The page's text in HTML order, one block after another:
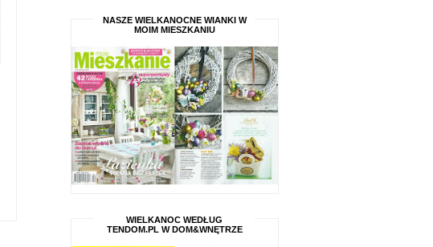
NASZE WIELKANOCNE WIANKI W
MOIM MIESZKANIU
WIELKANOC WEDŁUG
TENDOM.PL W DOM&WNĘTRZE